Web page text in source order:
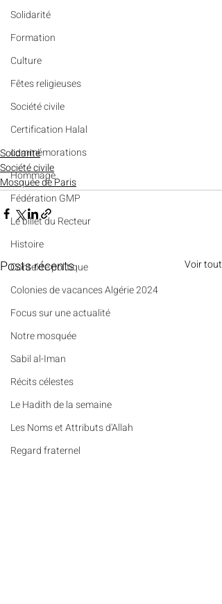
Solidarité
Formation
Culture
Fêtes religieuses
Société civile
Certification Halal
commémorations
Hommage
Fédération GMP
Le billet du Recteur
Histoire
Contexte politique
Colonies de vacances Algérie 2024
​​Focus sur une actualité
Notre mosquée
Sabil al-Iman
Récits célestes
Le Hadith de la semaine
Les Noms et Attributs d'Allah
Regard fraternel
Solidarité
Société civile
Mosquée de Paris
Posts récents Voir tout